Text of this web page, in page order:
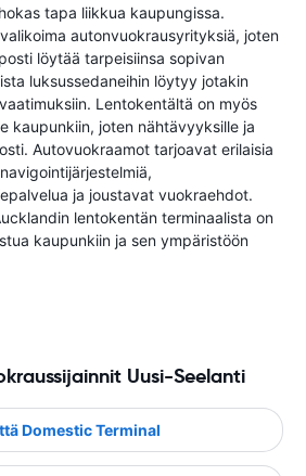
tapa liikkua kaupungissa.
autonvuokrausyrityksiä, joten
löytää tarpeisiinsa sopivan
luksussedaneihin löytyy jotakin
Lentokentältä on myös
kaupunkiin, joten nähtävyyksille ja
Autovuokraamot tarjoavat erilaisia
ja joustavat vuokraehdot.
lentokentän terminaalista on
kaupunkiin ja sen ympäristöön
Uusi-Seelanti
Domestic Terminal